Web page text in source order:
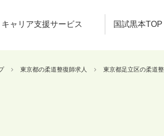
キャリア支援サービス 国試黒本TOP
東京都の柔道整復師求人 東京都足立区の柔道